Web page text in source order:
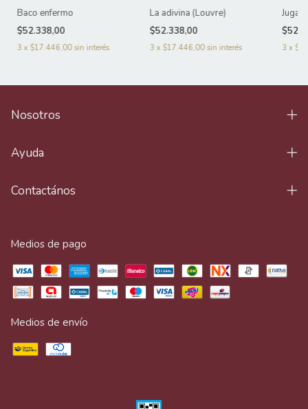
Baco enfermo
$52.338,00
3 x $17.446,00 sin interés
La adivina (Louvre)
$52.338,00
3 x $17.446,00 sin interés 3 x
Nosotros
Ayuda
Contactános
Medios de pago
Medios de envío